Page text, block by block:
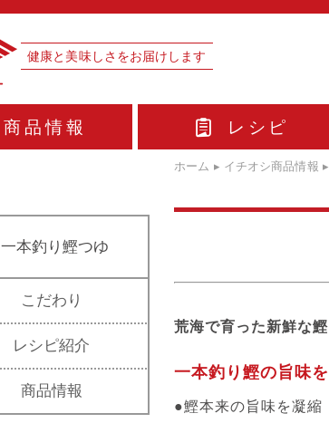
健康と美味しさをお届けします
商品情報 レシピ
一本釣り鰹つゆ
こだわり
レシピ紹介
商品情報
ホーム ▸ イチオシ商品情報 ▸
荒海で育った新鮮な
一本釣り鰹の旨味
●鰹本来の旨味を凝縮